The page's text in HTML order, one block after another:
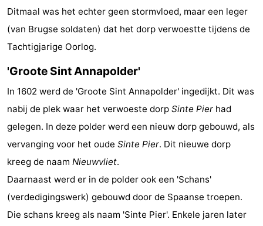
Nieuwvliet-
Bad
Meulinge
EuroParcs
Cadzand
-
Hoogduin
-
Noordzee
Résidence
Cadzand-
Bad
-
Resort
Nieuwvliet-
Bad
-
Schoneveld
Strand
Resort
Nieuwvliet-
-
Waterdunen
Zeebad
-
Ditmaal was het echter geen stormvloed, maar een leger
(van Brugse soldaten) dat het dorp verwoestte tijdens de
Tachtigjarige Oorlog.
'Groote Sint Annapolder'
In 1602 werd de 'Groote Sint Annapolder' ingedijkt. Dit was
nabij de plek waar het verwoeste dorp Sinte Pier had
gelegen. In deze polder werd een nieuw dorp gebouwd, als
vervanging voor het oude Sinte Pier. Dit nieuwe dorp
kreeg de naam Nieuwvliet.
Daarnaast werd er in de polder ook een 'Schans'
(verdedigingswerk) gebouwd door de Spaanse troepen.
Die schans kreeg als naam 'Sinte Pier'. Enkele jaren later